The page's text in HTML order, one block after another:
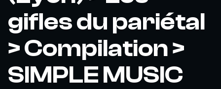
gifles du pariétal
> Compilation >
SIMPLE MUSIC